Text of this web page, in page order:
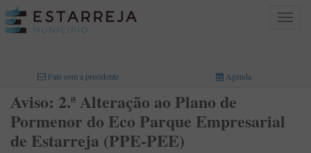
Toggle
Fale com a presidente Agenda
Aviso: 2.ª Alteração ao Plano de
Pormenor do Eco Parque Empresarial
de Estarreja (PPE-PEE)